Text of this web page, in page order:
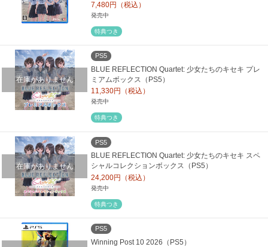
7,480円（税込）
発売中
特典つき
在庫がありません
PS5
BLUE REFLECTION Quartet: 少女たちのキセキ プレ
ミアムボックス（PS5）
11,330円（税込）
発売中
特典つき
在庫がありません
PS5
BLUE REFLECTION Quartet: 少女たちのキセキ スペ
シャルコレクションボックス（PS5）
24,200円（税込）
発売中
特典つき
PS5
Winning Post 10 2026（PS5）